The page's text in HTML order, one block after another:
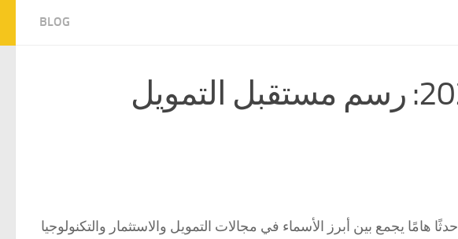
BLOG
قمة FastBull المالية 2025: رسم مستقبل التمويل
من المتوقع أن تكون قمة FastBull المالية لعام 2025 حدثًا هامًا يجمع بين أبرز الأسماء في مجالات التمويل والاستثمار والتكنولوجيا